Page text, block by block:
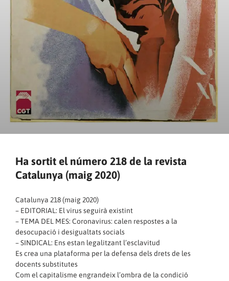
Ha sortit el número 218 de la revista
Catalunya (maig 2020)
Catalunya 218 (maig 2020)
– EDITORIAL: El virus seguirà existint
– TEMA DEL MES: Coronavirus: calen respostes a la
desocupació i desigualtats socials
– SINDICAL: Ens estan legalitzant l’esclavitud
Es crea una plataforma per la defensa dels drets de les
docents substitutes
Com el capitalisme engrandeix l’ombra de la condició